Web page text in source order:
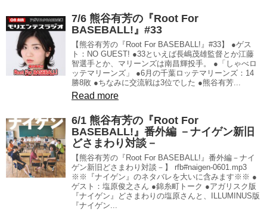
7/6 熊谷有芳の『Root For
BASEBALL!』#33
【熊谷有芳の『Root For BASEBALL!』#33】 ●ゲス
ト：NO GUEST! ●33といえば長嶋茂雄監督とか江藤
智選手とか、マリーンズは南昌輝投手。 ●「しゃべロ
ッテマリーンズ」 ●6月の千葉ロッテマリーンズ：14
勝8敗 ●ちなみに交流戦は3位でした ●熊谷有芳...
Read more
6/1 熊谷有芳の『Root For
BASEBALL!』番外編 －ナイゲン新旧
どさまわり対談－
【熊谷有芳の『Root For BASEBALL!』番外編－ナイ
ゲン新旧どさまわり対談－】 rfb#naigen-0601.mp3
※※『ナイゲン』のネタバレを大いに含みます※※ ●
ゲスト：塩原俊之さん ●錦糸町トーク ●アガリスク版
『ナイゲン』どさまわりの塩原さんと、ILLUMINUS版
『ナイゲン...